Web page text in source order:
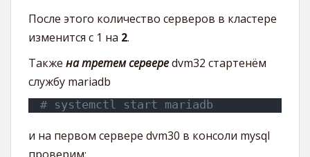
После этого количество серверов в кластере
изменится с 1 на 2.
Также на третем сервереdvm32 стартенём
службу mariadb
# systemctl start mariadb
и на первом сервере dvm30 в консоли mysql